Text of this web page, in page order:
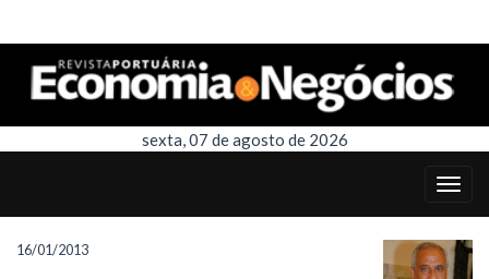
sexta, 07 de agosto de 2026
16/01/2013